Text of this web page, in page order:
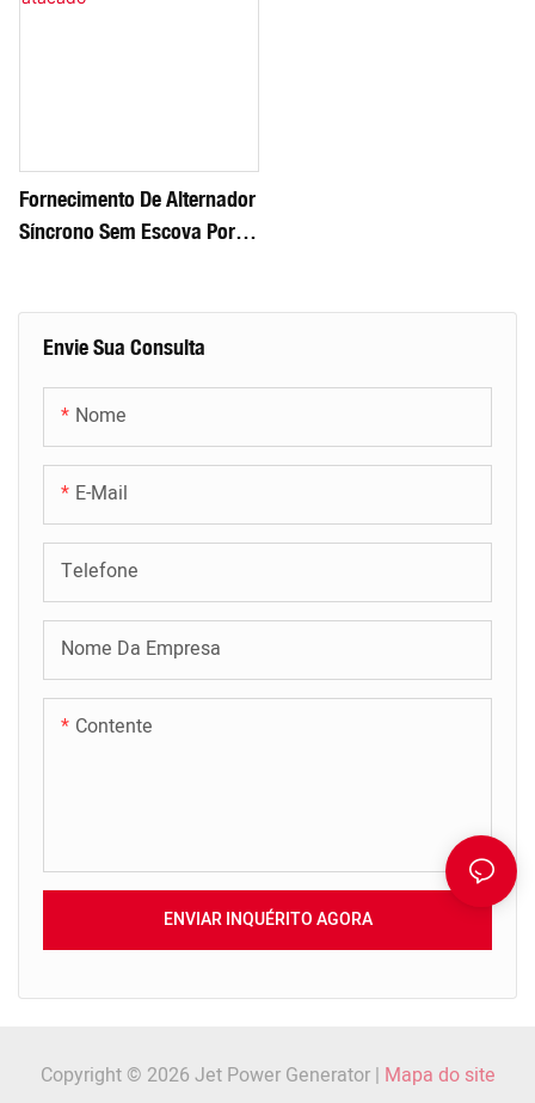
Envie Sua Consulta
Nome
E-Mail
Telefone
Nome Da Empresa
Contente
ENVIAR INQUÉRITO AGORA
Fornecimento De Alternador
Síncrono Sem Escova Por
Copyright © 2026 Jet Power Generator | Mapa do site